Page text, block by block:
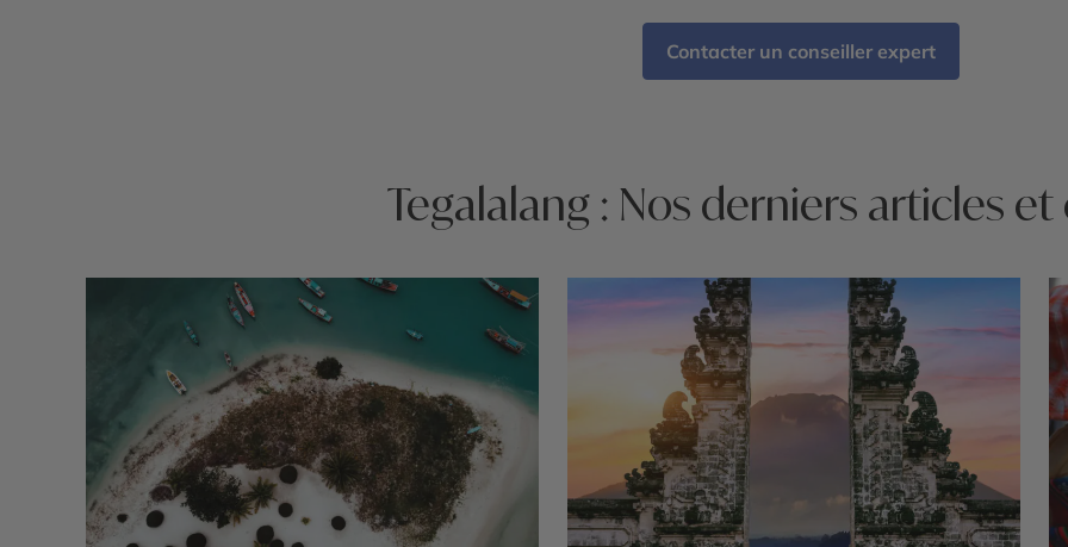
Contacter un conseiller expert
Tegalalang : Nos derniers articles et